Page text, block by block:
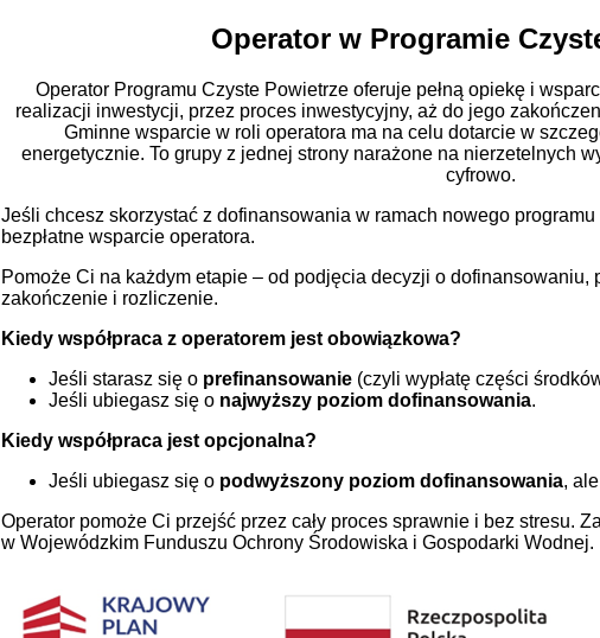
Operator w Programie
Operator Programu Czyste Powietrze oferuje pełną opiekę i
realizacji inwestycji, przez proces inwestycyjny, aż do jego
Gminne wsparcie w roli operatora ma na celu dotarcie w
energetycznie. To grupy z jednej strony narażone na nierzetelnych
cyfrowo.
Jeśli chcesz skorzystać z dofinansowania w ramach nowego
bezpłatne wsparcie operatora.
Pomoże Ci na każdym etapie – od podjęcia decyzji o
zakończenie i rozliczenie.
Kiedy współpraca z operatorem jest obowiązkowa?
Jeśli starasz się o prefinansowanie(czyli wypłatę części
Jeśli ubiegasz się o najwyższy poziom dofinansowania.
Kiedy współpraca jest opcjonalna?
Jeśli ubiegasz się o podwyższony poziom dofinansowania,
Operator pomoże Ci przejść przez cały proces sprawnie i bez stresu.
w Wojewódzkim Funduszu Ochrony Środowiska i Gospodarki Wodnej.